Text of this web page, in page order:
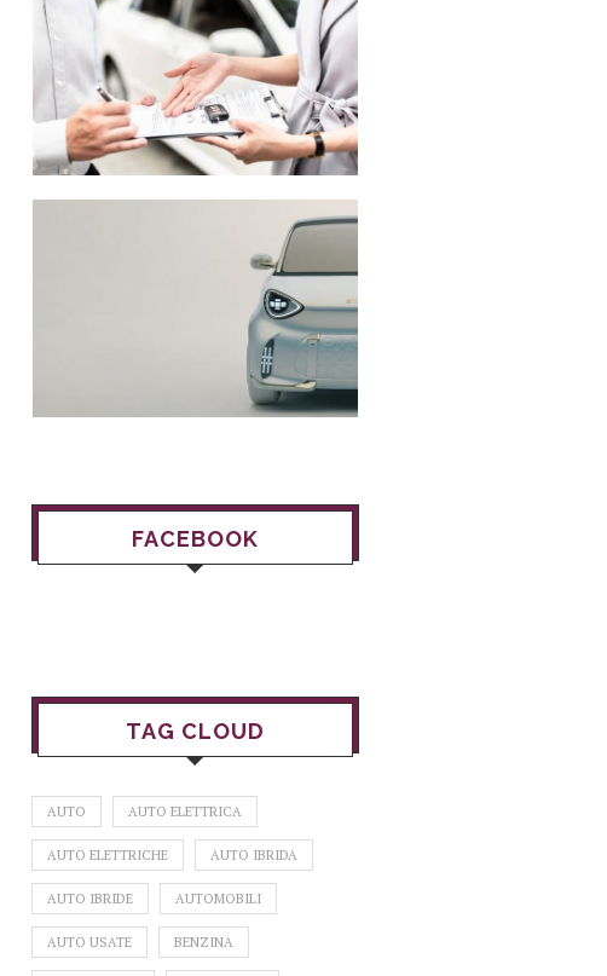
FACEBOOK
TAG CLOUD
AUTO AUTO ELETTRICA
AUTO ELETTRICHE AUTO IBRIDA
AUTO IBRIDE AUTOMOBILI
AUTO USATE BENZINA